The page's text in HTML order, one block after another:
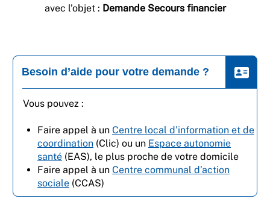
avec l’objet : Demande Secours financier
Besoin d’aide pour votre demande ?
Vous pouvez :
Faire appel à un Centre local d’information et de
coordination (Clic) ou un Espace autonomie
santé (EAS), le plus proche de votre domicile
Faire appel à un Centre communal d’action
sociale (CCAS)